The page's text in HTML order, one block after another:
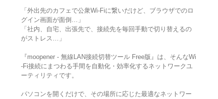
「外出先のカフェで公衆Wi-Fiに繋いだけど、ブラウザでのロ
グイン画面が面倒…」
「社内、自宅、出張先で、接続先を毎回手動で切り替えるの
がストレス…」
『moopener - 無線LAN接続切替ツール Free版』は、そんなWi
-Fi接続にまつわる手間を自動化・効率化するネットワークユ
ーティリティです。
パソコンを開くだけで、その場所に応じた最適なネットワー